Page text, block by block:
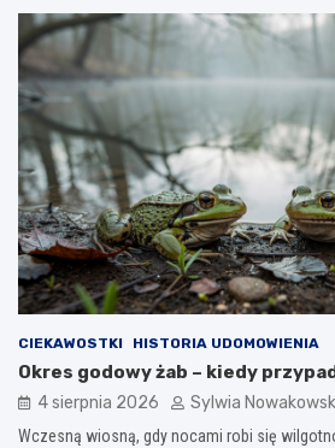
CIEKAWOSTKI HISTORIA UDOMOWIENIA
Okres godowy żab – kiedy
4 sierpnia 2026 Sylwia
Wczesną wiosną, gdy nocami robi się